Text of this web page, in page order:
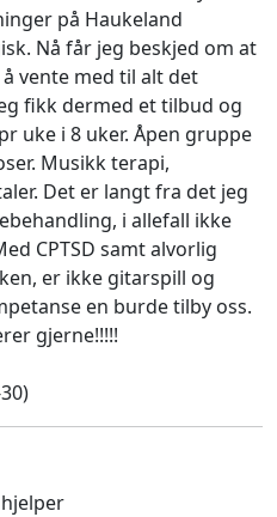
på Haukeland
Nå får jeg beskjed om at
vente med til alt det
fikk dermed et tilbud og
uke i 8 uker. Åpen gruppe
Musikk terapi,
Det er langt fra det jeg
i allefall ikke
CPTSD samt alvorlig
er ikke gitarspill og
en burde tilby oss.
gjerne!!!!!